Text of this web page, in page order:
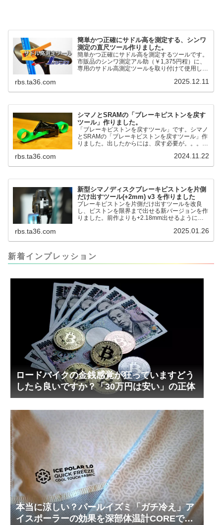
簡単かつ正確にサドル高を測定する、シンワ
測定の直尺ツール作りました。
簡単かつ正確にサドル高を測定するツールです。
市販品のシンワ測定アル助（￥1,375円程）に、
専用のサドル高測定ツールを取り付けて使用しま
るようになりました。シンワ測定(Shinwa
Sokutei)￥1,375Amazon.c...
rbs.ta36.com 2025.12.11
シマノとSRAMの「ブレーキピストンを戻す
ツール」作りました。
「ブレーキピストンを戻すツール」です。シマノ
とSRAMの「ブレーキピストンを戻すツール」作
りました。出したからには、戻す必要が。。。で
だと。。。▶「ブレーキピストンを戻すツール」
るのかというと、出ているピス...
rbs.ta36.com 2024.11.22
新型シマノディスクブレーキピストンを片側
だけ出すツール(+2mm) v3 を作りました
ブレーキピストンを片側だけ出すツールを改良
し、ピストンを限界まで出せる新バージョンを作
りました。前作よりも+2.18mm出せるようにな
って、オイル漏れするまで試しました。最も安全
ましたが、ギリギリまで攻めてますのでピストン
内部の汚れをさらに掃除できると思います。前作
rbs.ta36.com 2025.01.26
新着インプレッション
ロードバイクの金銭感覚が狂っていますどう
したら良いですか？「30万円は安い」の正体
本当に涼しい？パールイズミ「ガチ冷え」ア
イスポーラーの効果を深部体温計COREで測